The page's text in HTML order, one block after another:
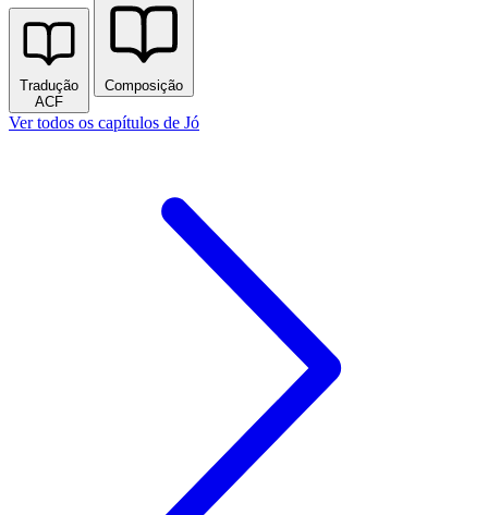
Tradução
ACF
Composição
Ver todos os capítulos de Jó